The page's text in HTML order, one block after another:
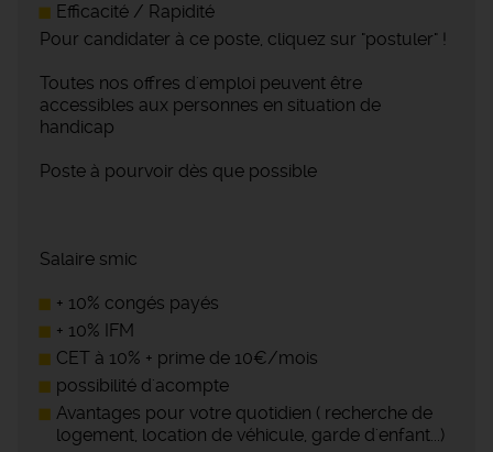
Efficacité / Rapidité
Pour candidater à ce poste, cliquez sur "postuler" !
Toutes nos offres d'emploi peuvent être
accessibles aux personnes en situation de
handicap
Poste à pourvoir dès que possible
Salaire smic
+ 10% congés payés
+ 10% IFM
CET à 10% + prime de 10€/mois
possibilité d'acompte
Avantages pour votre quotidien ( recherche de
logement, location de véhicule, garde d'enfant...)